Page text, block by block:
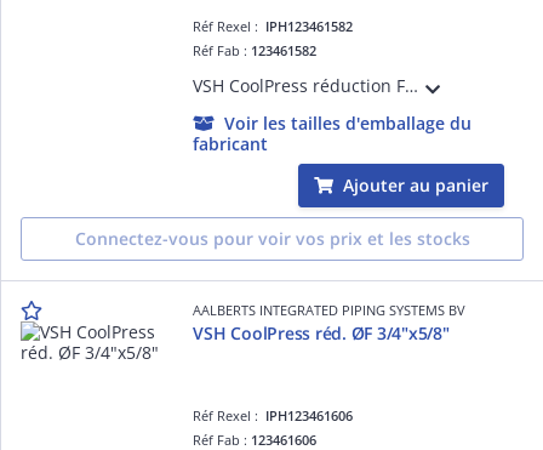
Réf Rexel : IPH123461582
Réf Fab : 123461582
VSH CoolPress réduction FF 1/2"x1/4"
Voir les tailles d'emballage du
fabricant
Ajouter au panier
Connectez-vous pour voir vos prix et les stocks
AALBERTS INTEGRATED PIPING SYSTEMS BV
VSH CoolPress réd. ØF 3/4"x5/8"
Réf Rexel : IPH123461606
Réf Fab : 123461606